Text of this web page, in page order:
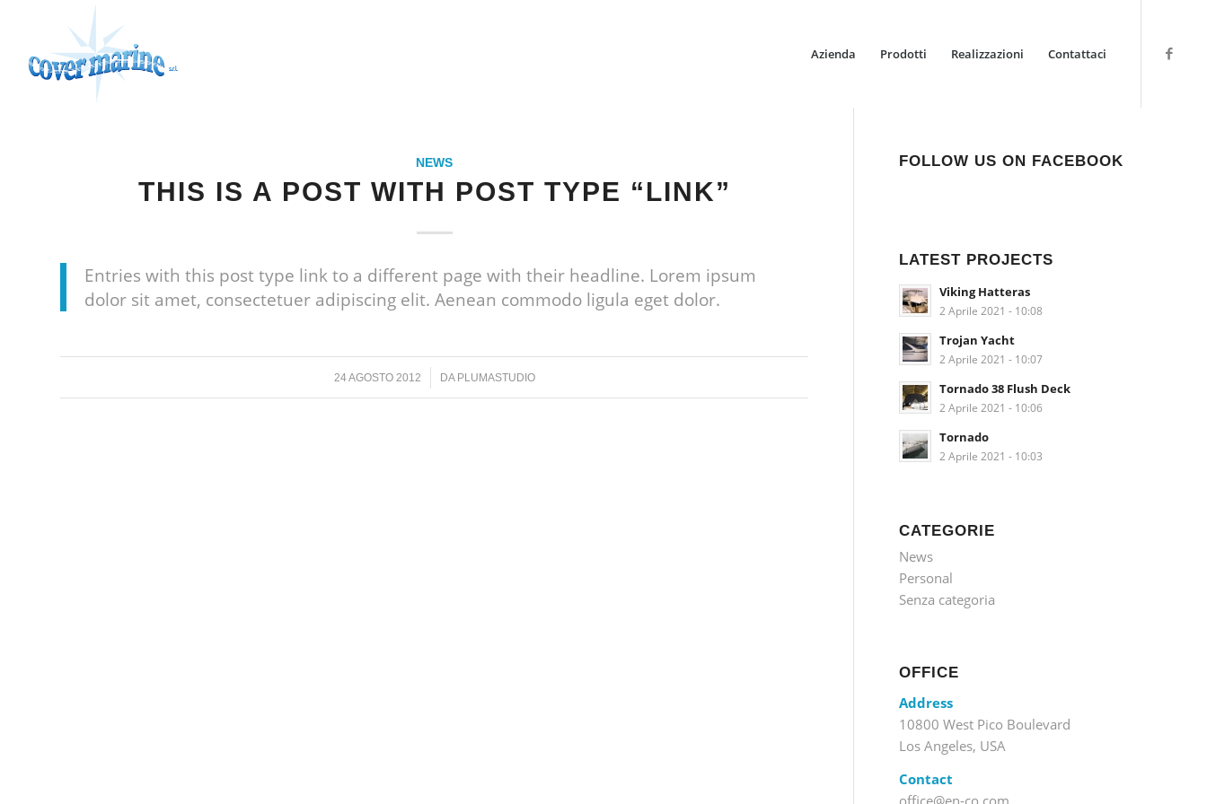
Azienda Prodotti Realizzazioni Contattaci
NEWS
THIS IS A POST WITH POST TYPE “LINK”
Entries with this post type link to a different page with their headline. Lorem ipsum
dolor sit amet, consectetuer adipiscing elit. Aenean commodo ligula eget dolor.
24 AGOSTO 2012
/ DA PLUMASTUDIO
FOLLOW US ON FACEBOOK
LATEST PROJECTS
Viking Hatteras
2 Aprile 2021 - 10:08
Trojan Yacht
2 Aprile 2021 - 10:07
Tornado 38 Flush Deck
2 Aprile 2021 - 10:06
Tornado
2 Aprile 2021 - 10:03
CATEGORIE
News
Personal
Senza categoria
OFFICE
Address
10800 West Pico Boulevard
Los Angeles, USA
Contact
office@en-co.com